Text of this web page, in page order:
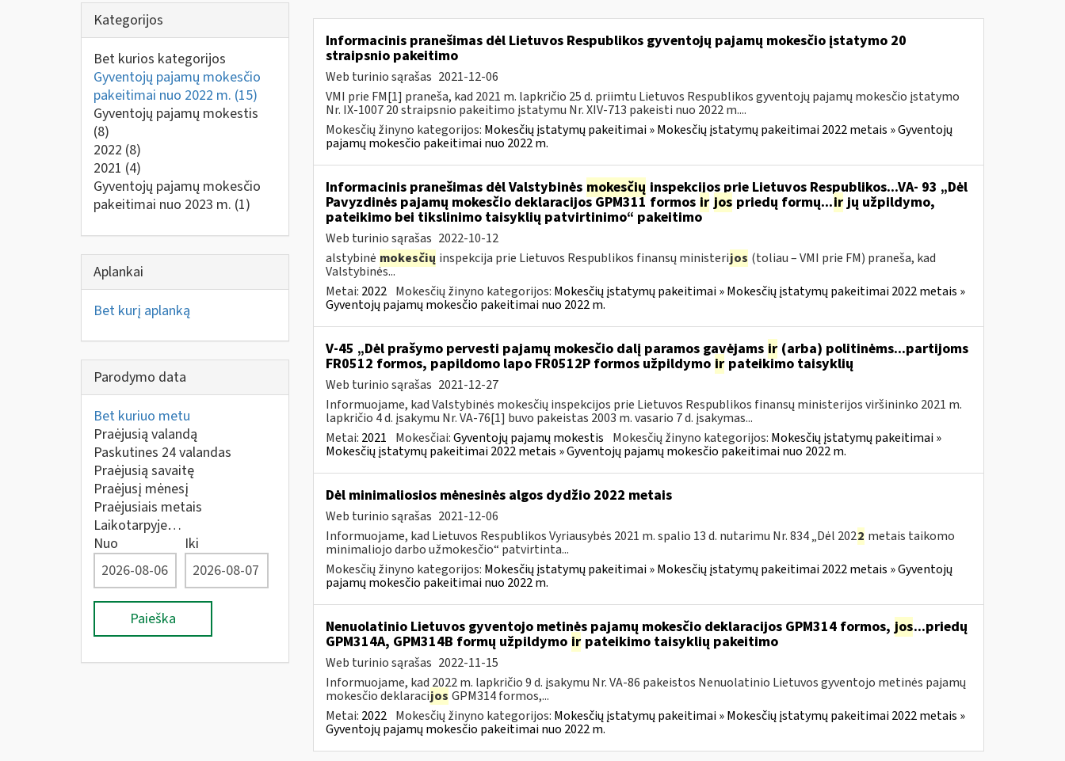
Kategorijos
Bet kurios kategorijos
Gyventojų pajamų mokesčio
pakeitimai nuo 2022 m. (15)
Gyventojų pajamų mokestis
(8)
2022 (8)
2021 (4)
Gyventojų pajamų mokesčio
pakeitimai nuo 2023 m. (1)
Aplankai
Bet kurį aplanką
Parodymo data
Bet kuriuo metu
Praėjusią valandą
Paskutines 24 valandas
Praėjusią savaitę
Praėjusį mėnesį
Praėjusiais metais
Laikotarpyje…
Nuo
Iki
Paieška
Informacinis pranešimas dėl Lietuvos Respublikos gyventojų pajamų mokesčio įstatymo 20
straipsnio pakeitimo
Web turinio sąrašas 2021-12-06
VMI prie FM[1] praneša, kad 2021 m. lapkričio 25 d. priimtu Lietuvos Respublikos gyventojų pajamų mokesčio įstatymo
Nr. IX-1007 20 straipsnio pakeitimo įstatymu Nr. XIV-713 pakeisti nuo 2022 m....
Mokesčių žinyno kategorijos: Mokesčių įstatymų pakeitimai » Mokesčių įstatymų pakeitimai 2022 metais » Gyventojų
pajamų mokesčio pakeitimai nuo 2022 m.
Informacinis pranešimas dėl Valstybinės mokesčių inspekcijos prie Lietuvos Respublikos...VA- 93 „Dėl
Pavyzdinės pajamų mokesčio deklaracijos GPM311 formos ir jos priedų formų...irjų užpildymo,
pateikimo bei tikslinimo taisyklių patvirtinimo“ pakeitimo
Web turinio sąrašas 2022-10-12
alstybinė mokesčių inspekcija prie Lietuvos Respublikos finansų ministerijos (toliau – VMI prie FM) praneša, kad
Valstybinės...
Metai: 2022 Mokesčių žinyno kategorijos: Mokesčių įstatymų pakeitimai » Mokesčių įstatymų pakeitimai 2022 metais »
Gyventojų pajamų mokesčio pakeitimai nuo 2022 m.
V-45 „Dėl prašymo pervesti pajamų mokesčio dalį paramos gavėjams ir(arba) politinėms...partijoms
FR0512 formos, papildomo lapo FR0512P formos užpildymo irpateikimo taisyklių
Web turinio sąrašas 2021-12-27
Informuojame, kad Valstybinės mokesčių inspekcijos prie Lietuvos Respublikos finansų ministerijos viršininko 2021 m.
lapkričio 4 d. įsakymu Nr. VA-76[1] buvo pakeistas 2003 m. vasario 7 d. įsakymas...
Metai: 2021 Mokesčiai:Gyventojų pajamų mokestis Mokesčių žinyno kategorijos: Mokesčių įstatymų pakeitimai »
Mokesčių įstatymų pakeitimai 2022 metais » Gyventojų pajamų mokesčio pakeitimai nuo 2022 m.
Dėl minimaliosios mėnesinės algos dydžio 2022 metais
Web turinio sąrašas 2021-12-06
Informuojame, kad Lietuvos Respublikos Vyriausybės 2021 m. spalio 13 d. nutarimu Nr. 834 „Dėl 2022 metais taikomo
minimaliojo darbo užmokesčio“ patvirtinta...
Mokesčių žinyno kategorijos: Mokesčių įstatymų pakeitimai » Mokesčių įstatymų pakeitimai 2022 metais » Gyventojų
pajamų mokesčio pakeitimai nuo 2022 m.
Nenuolatinio Lietuvos gyventojo metinės pajamų mokesčio deklaracijos GPM314 formos, jos...priedų
GPM314A, GPM314B formų užpildymo irpateikimo taisyklių pakeitimo
Web turinio sąrašas 2022-11-15
Informuojame, kad 2022 m. lapkričio 9 d. įsakymu Nr. VA-86 pakeistos Nenuolatinio Lietuvos gyventojo metinės pajamų
mokesčio deklaracijos GPM314 formos,...
Metai: 2022 Mokesčių žinyno kategorijos: Mokesčių įstatymų pakeitimai » Mokesčių įstatymų pakeitimai 2022 metais »
Gyventojų pajamų mokesčio pakeitimai nuo 2022 m.